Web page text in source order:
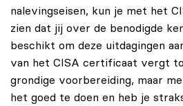
nalevingseisen, kun je met het
zien dat jij over de benodigde
beschikt om deze uitdagingen
van het CISA certificaat vergt
grondige voorbereiding, maar
het goed te doen en heb je